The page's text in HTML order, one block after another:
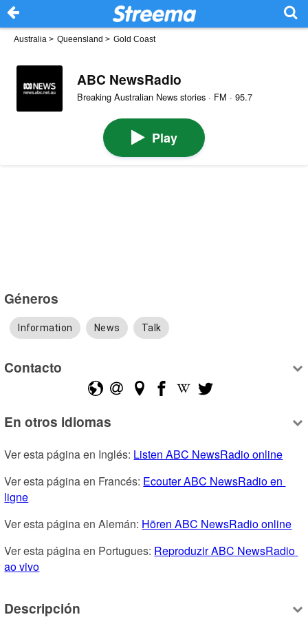
Australia > Queensland > Gold Coast
ABC NewsRadio
Breaking Australian News stories · FM · 95.7
Play
Géneros
Information News Talk
Contacto
En otros idiomas
Ver esta página en Inglés: Listen ABC NewsRadio online
Ver esta página en Francés: Ecouter ABC NewsRadio en
ligne
Ver esta página en Alemán: Hören ABC NewsRadio online
Ver esta página en Portugues: Reproduzir ABC NewsRadio
ao vivo
Descripción